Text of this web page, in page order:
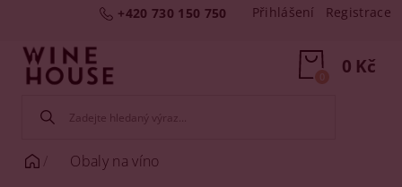
+420 730 150 750 Přihlášení Registrace
0 Kč
0
Obaly na víno